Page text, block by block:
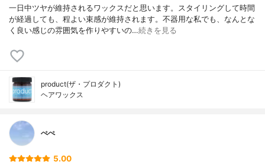
一日中ツヤが維持されるワックスだと思います。スタイリングして時間
が経過しても、程よい束感が維持されます。不器用な私でも、なんとな
く良い感じの雰囲気を作りやすいの…続きを見る
product(ザ・プロダクト)
ヘアワックス
ぺぺ
5.00